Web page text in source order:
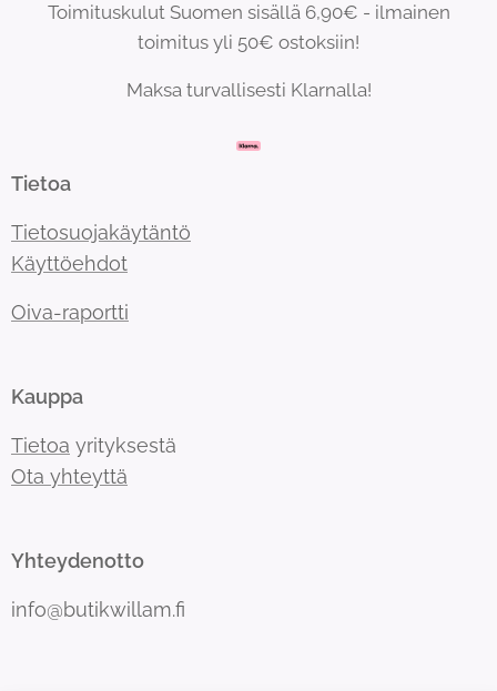
Toimituskulut Suomen sisällä 6,90€ - ilmainen
toimitus yli 50€ ostoksiin!
Maksa turvallisesti Klarnalla!
Tietoa
Tietosuojakäytäntö
Käyttöehdot
Oiva-raportti
Kauppa
Tietoa yrityksestä
Ota yhteyttä
Yhteydenotto
info@butikwillam.fi